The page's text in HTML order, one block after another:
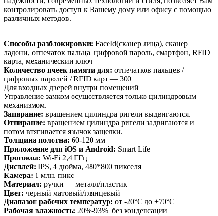
контролировать доступ к Вашему дому или офису с помощью
различных методов.
Способы разблокировки: FaceId(сканер лица), сканер
ладони, отпечаток пальца, цифровой пароль, смартфон, RFID
карта, механический ключ
Количество ячеек памяти для: отпечатков пальцев /
цифровых паролей / RFID карт — 300
Для входных дверей внутри помещений
Управление замком осуществляется только цилиндровым
механизмом.
Запирание: вращением цилиндра ригели выдвигаются.
Отпирание: вращением цилиндра ригели задвигаются и
потом втягивается язычок защелки.
Толщина полотна: 60-120 мм
Приложение для iOS и Android: Smart Life
Протокол: Wi-Fi 2,4 ГГц
Дисплей: IPS, 4 дюйма, 480*800 пикселя
Камера: 1 млн. пикс
Материал: ручки — металл/пластик
Цвет: черный матовый/глянцевый
Диапазон рабочих температур: от -20°C до +70°C
Рабочая влажность: 20%-93%, без конденсации